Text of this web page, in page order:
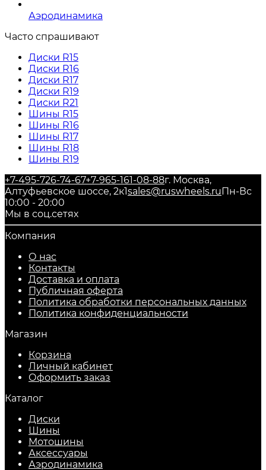
Аэродинамика
Часто спрашивают
Диски R15
Диски R16
Диски R17
Диски R19
Диски R21
Шины R15
Шины R16
Шины R17
Шины R18
Шины R19
+7-495-726-74-67+7-965-161-08-88г. Москва,
Алтуфьевское шоссе, 2к1sales@ruswheels.ru Пн-Вс
10:00 - 20:00
Мы в соц.сетях
Компания
О нас
Контакты
Доставка и оплата
Публичная оферта
Политика обработки персональных данных
​Политика конфиденциальности
Магазин
Корзина
Личный кабинет
Оформить заказ
Каталог
Диски
Шины
Мотошины
Аксессуары
Аэродинамика